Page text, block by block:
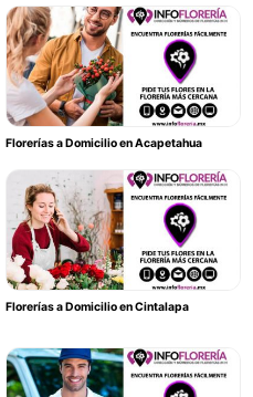
Florerías a Domicilio en Acapetahua
Florerías a Domicilio en Cintalapa